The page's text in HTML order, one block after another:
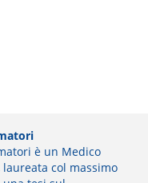
è un Medico
col massimo